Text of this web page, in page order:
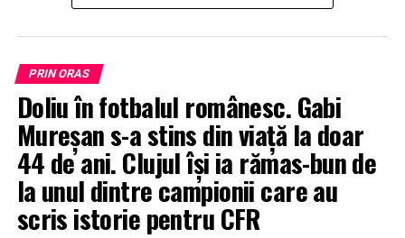
PRIN ORAS
Doliu în fotbalul românesc. Gabi
Mureșan s-a stins din viață la doar
44 de ani. Clujul își ia rămas-bun de
la unul dintre campionii care au
scris istorie pentru CFR